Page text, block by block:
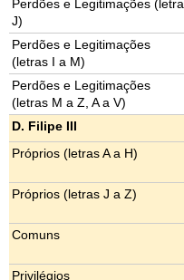
Perdões e Legitimações (letra
J)
Perdões e Legitimações
(letras I a M)
Perdões e Legitimações
(letras M a Z, A a V)
D. Filipe III
Próprios (letras A a H)
Próprios (letras J a Z)
Comuns
Privilégios